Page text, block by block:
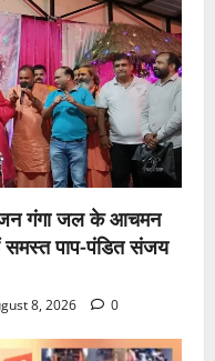
गंगा जल के आचमन
समस्त पाप-पंडित संजय
8, 2026 0